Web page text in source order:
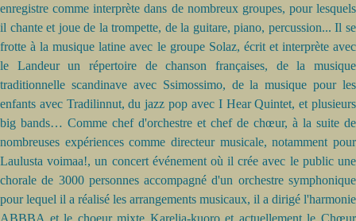
enregistre comme interprète dans de nombreux groupes, pour lesquels
il chante et joue de la trompette, de la guitare, piano, percussion... Il se
frotte à la musique latine avec le groupe Solaz, écrit et interprète avec
le Landeur un répertoire de chanson françaises, de la musique
traditionnelle scandinave avec Ssimossimo, de la musique pour les
enfants avec Tradilinnut, du jazz pop avec I Hear Quintet, et plusieurs
big bands… Comme chef d'orchestre et chef de chœur, à la suite de
nombreuses expériences comme directeur musicale, notamment pour
Laulusta voimaa!, un concert événement où il crée avec le public une
chorale de 3000 personnes accompagné d'un orchestre symphonique
pour lequel il a réalisé les arrangements musicaux, il a dirigé l'harmonie
ABBBA et le choeur mixte Karelia-kuoro et actuellement le Chœur